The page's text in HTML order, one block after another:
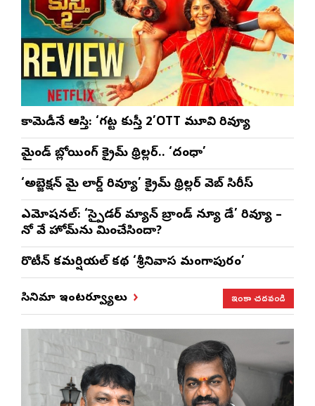
కామెడీనే ఆస్తి: ‘గట్ట కుస్తీ 2’OTT మూవి రివ్యూ
మైండ్ బ్లోయింగ్ క్రైమ్ థ్రిల్లర్.. ‘దంధా’
‘అబ్జెక్ష‌న్ మై లార్డ్ రివ్యూ’ క్రైమ్ థ్రిల్ల‌ర్ వెబ్ సిరీస్
ఎమోష‌న‌ల్‌: ‘స్పైడర్ మ్యాన్ బ్రాండ్ న్యూ డే’ రివ్యూ –
నో వే హోమ్‌ను మించేసిందా?
రొటీన్‌ కమర్షియల్‌ కథ ‘శ్రీనివాస మంగాపురం’
సినిమా ఇంటర్వ్యూలు ఇంకా చదవండి